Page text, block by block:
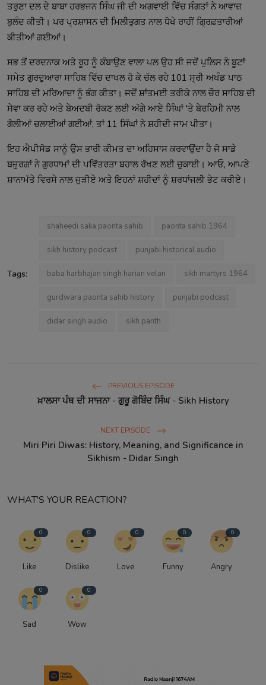
ਤਰੁਣਾ ਦਲ ਦੇ ਬਾਬਾ ਹਰਭਜਨ ਸਿੰਘ ਜੀ ਦੀ ਅਗਵਾਈ ਵਿੱਚ ਸੰਗਤਾਂ ਨੇ ਆਵਾਜ਼
ਬੁਲੰਦ ਕੀਤੀ। ਪਰ ਪ੍ਰਸ਼ਾਸਨ ਦੀ ਮਿਲੀਭੁਗਤ ਨਾਲ ਧੋਖੇ ਰਾਹੀਂ ਗ੍ਰਿਫ਼ਤਾਰੀਆਂ
ਕੀਤੀਆਂ ਗਈਆਂ।
ਸਭ ਤੋਂ ਦਰਦਨਾਕ ਅਤੇ ਰੂਹ ਨੂੰ ਕੰਬਾਉਣ ਵਾਲਾ ਪਲ ਉਹ ਸੀ ਜਦੋਂ ਪੁਲਿਸ ਨੇ ਬੂਟਾਂ
ਸਮੇਤ ਗੁਰਦੁਆਰਾ ਸਾਹਿਬ ਵਿੱਚ ਦਾਖਲ ਹੋ ਕੇ ਚੱਲ ਰਹੇ 101 ਸ੍ਰੀ ਅਖੰਡ ਪਾਠ
ਸਾਹਿਬ ਦੀ ਮਰਿਆਦਾ ਨੂੰ ਭੰਗ ਕੀਤਾ। ਜਦੋਂ ਸ਼ਾਂਤਮਈ ਤਰੀਕੇ ਨਾਲ ਚੌਰ ਸਾਹਿਬ ਦੀ
ਸੇਵਾ ਕਰ ਰਹੇ ਅਤੇ ਬੇਅਦਬੀ ਰੋਕਣ ਲਈ ਅੱਗੇ ਆਏ ਸਿੰਘਾਂ 'ਤੇ ਬੇਰਹਿਮੀ ਨਾਲ
ਗੋਲੀਆਂ ਚਲਾਈਆਂ ਗਈਆਂ, ਤਾਂ 11 ਸਿੰਘਾਂ ਨੇ ਸ਼ਹੀਦੀ ਜਾਮ ਪੀਤਾ।
ਇਹ ਐਪੀਸੋਡ ਸਾਨੂੰ ਉਸ ਭਾਰੀ ਕੀਮਤ ਦਾ ਅਹਿਸਾਸ ਕਰਵਾਉਂਦਾ ਹੈ ਜੋ ਸਾਡੇ
ਬਜ਼ੁਰਗਾਂ ਨੇ ਗੁਰਧਾਮਾਂ ਦੀ ਪਵਿੱਤਰਤਾ ਬਹਾਲ ਰੱਖਣ ਲਈ ਚੁਕਾਈ। ਆਓ, ਆਪਣੇ
ਸ਼ਾਨਾਮੱਤੇ ਵਿਰਸੇ ਨਾਲ ਜੁੜੀਏ ਅਤੇ ਇਹਨਾਂ ਸ਼ਹੀਦਾਂ ਨੂੰ ਸ਼ਰਧਾਂਜਲੀ ਭੇਟ ਕਰੀਏ।
Tags:
shaheedi saka paonta sahib paonta sahib 1964
sikh history podcast punjabi historical audio
baba harbhajan singh harian velan sikh martyrs 1964
gurdwara paonta sahib history punjabi podcast
didar singh audio sikh panth
PREVIOUS EPISODE
ਖ਼ਾਲਸਾ ਪੰਥ ਦੀ ਸਾਜਨਾ - ਗੁਰੂ ਗੋਬਿੰਦ ਸਿੰਘ - Sikh History
NEXT EPISODE
Miri Piri Diwas: History, Meaning, and Significance in
Sikhism - Didar Singh
WHAT'S YOUR REACTION?
0
Like
0
Dislike
0
Love
0
Funny
0
Angry
0
Sad
0
Wow